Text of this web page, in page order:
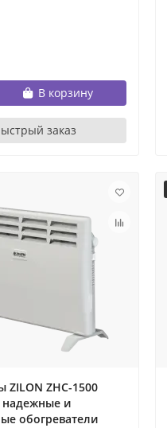
В корзину
заказ
ZILON ZHC-1500
надежные и
обогреватели